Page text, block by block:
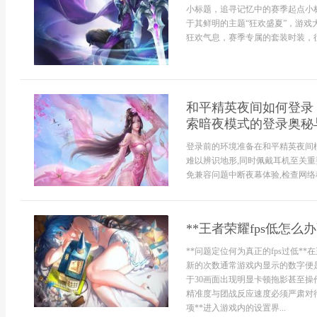
小标题，追寻记忆中的赛季起点
于其鲜明的主题“狂欢盛夏”，游
狂欢气息，赛季专属的套装时装，
和平精英夜间如何登
索暗夜模式的登录奥
登录前的环境准备在和平精英夜
难以辨识地形,同时佩戴耳机至关
免兼容问题中断夜幕体验,检查网
**王者荣耀fps低怎么
**问题定位何为真正的fps过低**
新的次数通常游戏内显示的数字
于30画面出现明显卡顿拖影甚至
精准度与团战反应速度必须严肃
项**进入游戏内的设置界...